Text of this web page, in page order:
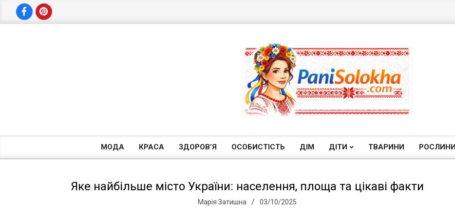
а
н
Primary
МОДА КРАСА ЗДОРОВ’Я ОСОБИСТІСТЬ ДІМ ДІТИ ТВАРИНИ РОСЛИНИ
Яке найбільше місто України: населення, площа та цікаві факти
Марія Затишна 03/10/2025